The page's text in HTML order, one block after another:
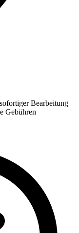
Bearbeitung
Gebühren